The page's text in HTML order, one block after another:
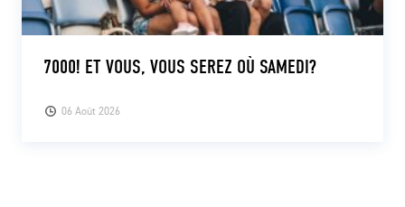
06 Août 2026
7000! ET VOUS, VOUS SEREZ OÙ SAMEDI?